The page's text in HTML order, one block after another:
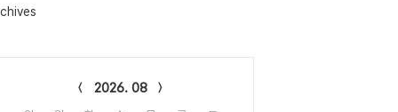
2026. 08